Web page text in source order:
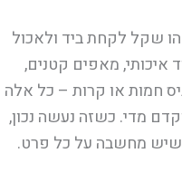
שקל לקחת ביד ולאכול
איכותי, מאפים קטנים,
חמות או קרות – כל אלה
מדי. כשזה נעשה נכון,
מחשבה על כל פרט.